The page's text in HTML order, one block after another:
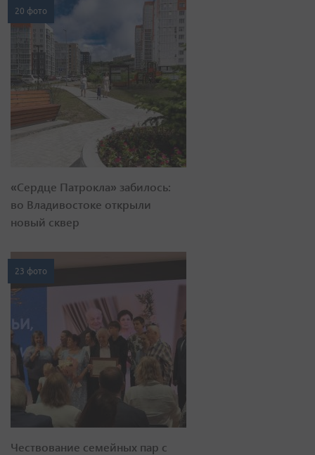
20 фото
«Сердце Патрокла» забилось:
во Владивостоке открыли
новый сквер
23 фото
Чествование семейных пар с